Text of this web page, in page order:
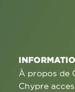
À propos de
Chypre